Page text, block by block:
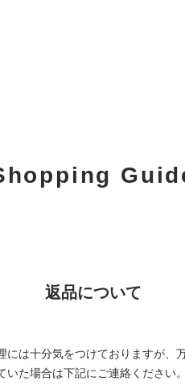
返品について
には十分気をつけておりますが、
いた場合は下記にご連絡ください。